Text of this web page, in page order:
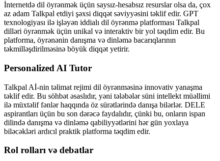
İnternetdə dil öyrənmək üçün saysız-hesabsız resurslar olsa da, çox
az adam Talkpal etdiyi şəxsi diqqət səviyyəsini təklif edir. GPT
texnologiyası ilə işləyən iddialı dil öyrənmə platforması Talkpal
dilləri öyrənmək üçün unikal və interaktiv bir yol təqdim edir. Bu
platforma, öyrənənin danışma və dinləmə bacarıqlarının
təkmilləşdirilməsinə böyük diqqət yetirir.
Personalized AI Tutor
Talkpal Aİ-nin təlimat rejimi dil öyrənməsinə innovativ yanaşma
təklif edir. Bu söhbət əsaslıdır, yəni tələbələr süni intellekt müəllimi
ilə müxtəlif fənlər haqqında öz sürətlərində danışa bilərlər. DELE
aspirantları üçün bu son dərəcə faydalıdır, çünki bu, onların ispan
dilində danışma və dinləmə qabiliyyətlərini hər gün yoxlaya
biləcəkləri ardıcıl praktik platforma təqdim edir.
Rol rolları və debatlar